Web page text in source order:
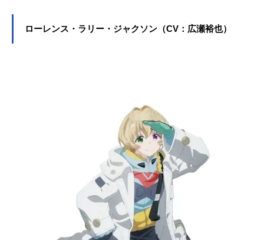
ローレンス・ラリー・ジャクソン（CV：広瀬裕也）